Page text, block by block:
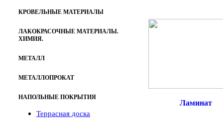
КРОВЕЛЬНЫЕ МАТЕРИАЛЫ
ЛАКОКРАСОЧНЫЕ МАТЕРИАЛЫ.
ХИМИЯ.
МЕТАЛЛ
МЕТАЛЛОПРОКАТ
НАПОЛЬНЫЕ ПОКРЫТИЯ
Террасная доска
Ламинат